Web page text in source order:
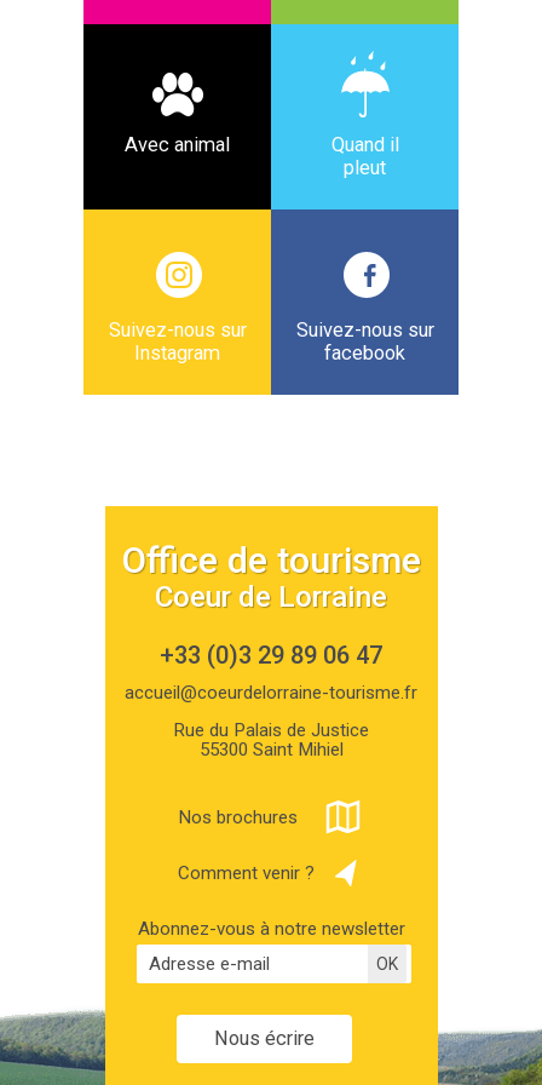
Avec animal
Quand il
pleut
Suivez-nous sur
Instagram
Suivez-nous sur
facebook
Office de tourisme
Coeur de Lorraine
+33 (0)3 29 89 06 47
accueil@coeurdelorraine-tourisme.fr
Rue du Palais de Justice
55300 Saint Mihiel
Nos brochures
Comment venir ?
Abonnez-vous à notre newsletter
Nous écrire